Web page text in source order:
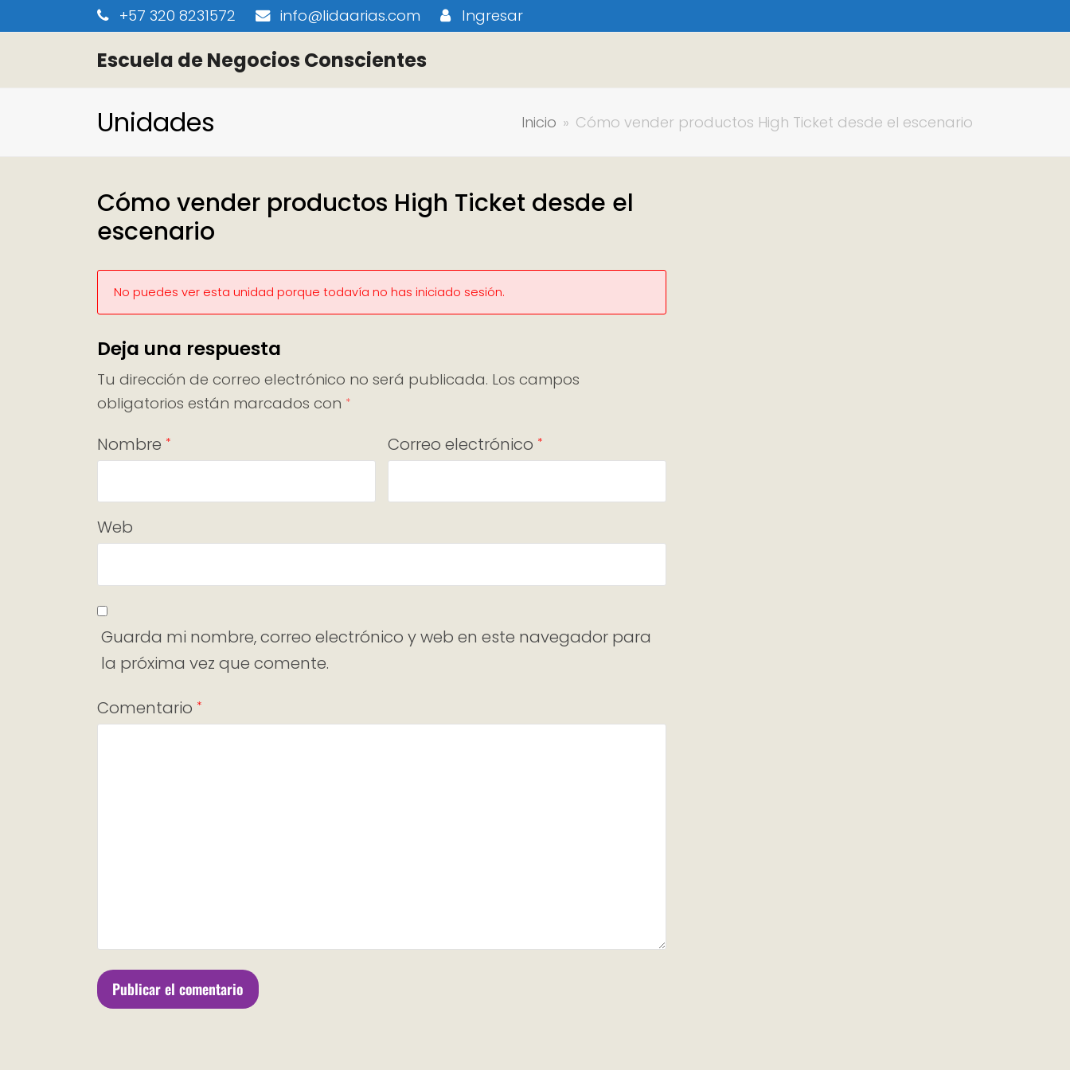
+57 320 8231572 info@lidaarias.com Ingresar
Escuela de Negocios Conscientes
Unidades Inicio » Cómo vender productos High Ticket desde el escenario
Cómo vender productos High Ticket desde el
escenario
No puedes ver esta unidad porque todavía no has iniciado sesión.
Deja una respuesta
Tu dirección de correo electrónico no será publicada. Los campos
obligatorios están marcados con *
Nombre * Correo electrónico *
Web
Guarda mi nombre, correo electrónico y web en este navegador para
la próxima vez que comente.
Comentario *